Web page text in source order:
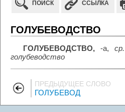
ПОИСК ССЫЛКА
ГОЛУБЕВОДСТВО
ГОЛУБЕВОДСТВО, -а, ср.
голубеводство
ПРЕДЫДУЩЕЕ СЛОВО
ГОЛУБЕВОД